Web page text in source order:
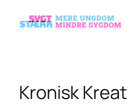
Kronisk